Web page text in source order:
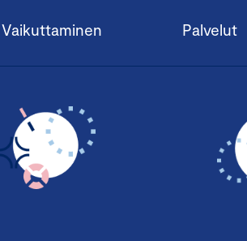
energia ja vihreä siirtymä -tiimin
Vaikuttaminen Palvelut